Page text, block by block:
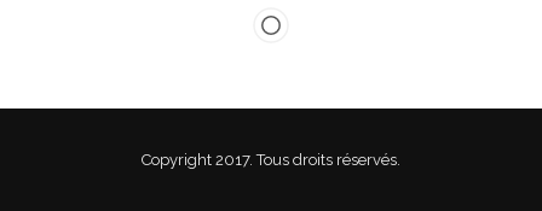
Copyright 2017. Tous droits réservés.